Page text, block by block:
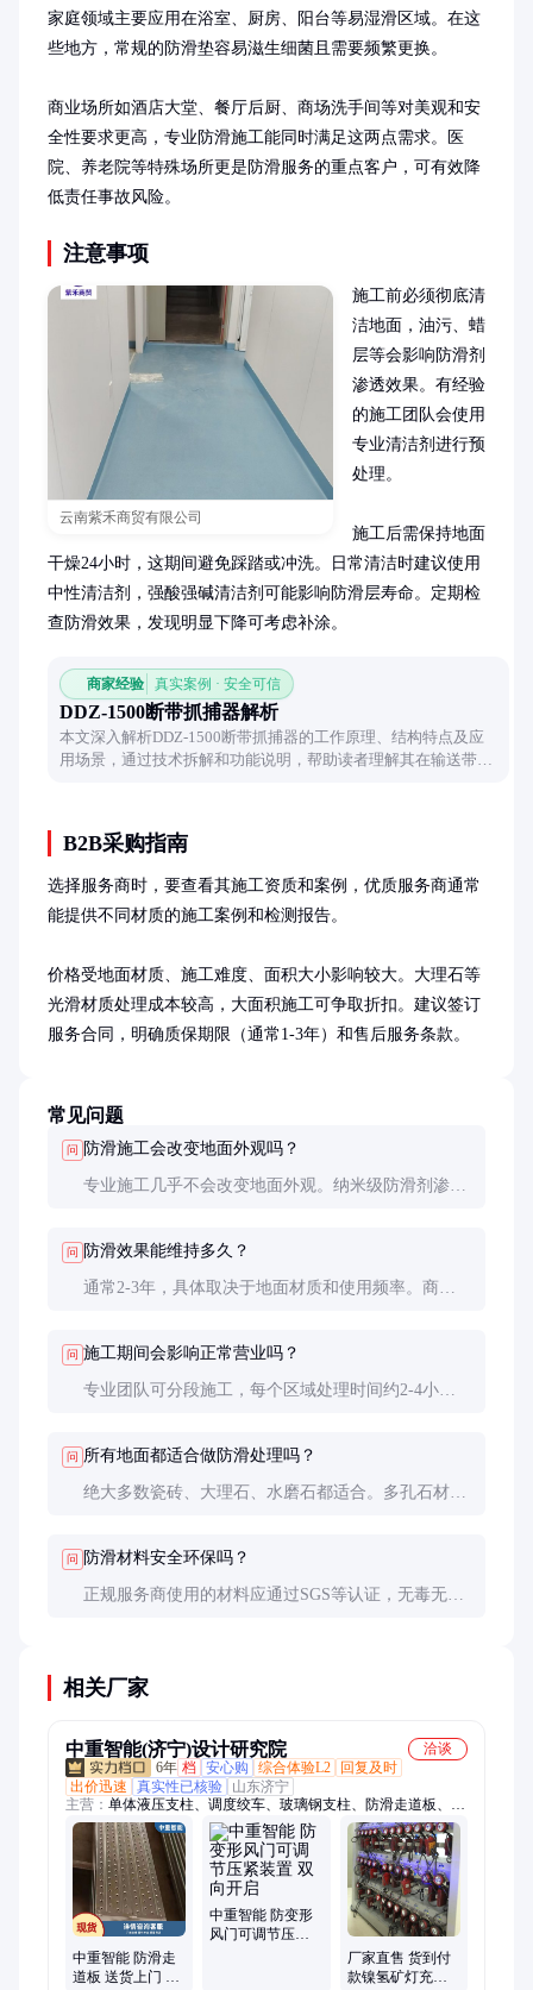
家庭领域主要应用在浴室、厨房、阳台等易湿滑区域。在这
些地方，常规的防滑垫容易滋生细菌且需要频繁更换。
商业场所如酒店大堂、餐厅后厨、商场洗手间等对美观和安
全性要求更高，专业防滑施工能同时满足这两点需求。医
院、养老院等特殊场所更是防滑服务的重点客户，可有效降
低责任事故风险。
注意事项
云南紫禾商贸有限公司
施工前必须彻底清
洁地面，油污、蜡
层等会影响防滑剂
渗透效果。有经验
的施工团队会使用
专业清洁剂进行预
处理。
施工后需保持地面
干燥24小时，这期间避免踩踏或冲洗。日常清洁时建议使用
中性清洁剂，强酸强碱清洁剂可能影响防滑层寿命。定期检
查防滑效果，发现明显下降可考虑补涂。
商家经验 真实案例 · 安全可信
DDZ-1500断带抓捕器解析
本文深入解析DDZ-1500断带抓捕器的工作原理、结构特点及应
用场景，通过技术拆解和功能说明，帮助读者理解其在输送带安
B2B采购指南
选择服务商时，要查看其施工资质和案例，优质服务商通常
能提供不同材质的施工案例和检测报告。
价格受地面材质、施工难度、面积大小影响较大。大理石等
光滑材质处理成本较高，大面积施工可争取折扣。建议签订
服务合同，明确质保期限（通常1-3年）和售后服务条款。
常见问题
问 防滑施工会改变地面外观吗？
专业施工几乎不会改变地面外观。纳米级防滑剂渗透
问 防滑效果能维持多久？
通常2-3年，具体取决于地面材质和使用频率。商业
问 施工期间会影响正常营业吗？
专业团队可分段施工，每个区域处理时间约2-4小
问 所有地面都适合做防滑处理吗？
绝大多数瓷砖、大理石、水磨石都适合。多孔石材和
问 防滑材料安全环保吗？
正规服务商使用的材料应通过SGS等认证，无毒无
相关厂家
中重智能(济宁)设计研究院
洽谈
6年 档 安心购 综合体验L2
回复及时
出价迅速
真实性已核验
山东济宁
主营： 单体液压支柱、调度绞车、玻璃钢支柱、防滑走道板、皮
带探伤仪、防爆饮水机、无压风门、扒渣机、耙斗装岩机、锚杆
调直机、皮带硫化机、振动放矿机、气动清淤排污泵、慢速绞
车、自动隔爆装置、栏木机、侧卸式矿车、运输绞车、双速绞
车、逆止器、断带抓捕器、洗靴机、支架灯、气动绞车
中重智能 防滑走
道板 送货上门 施
中重智能 防变形
风门可调节压紧
厂家直售 货到付
款镍氢矿灯充电